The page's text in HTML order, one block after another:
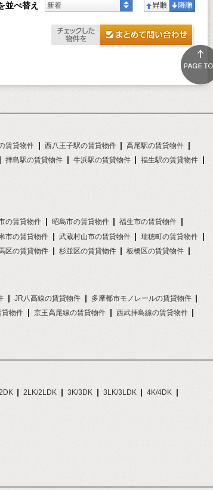
並べ替え 新着
賃貸物件 西八王子駅の賃貸物件
高尾駅の賃貸物件
拝島駅の賃貸物件 牛浜駅の賃貸物件
福生駅の賃貸物件
の賃貸物件 昭島市の賃貸物件
福生市の賃貸物件
市の賃貸物件 武蔵村山市の賃貸物件
瑞穂町の賃貸物件
区の賃貸物件 杉並区の賃貸物件 板橋区の賃貸物件
JR八高線の賃貸物件
多摩都市モノレールの賃貸物件
貸物件 京王高尾線の賃貸物件 西武拝島線の賃貸物件
2LK/2LDK 3K/3DK 3LK/3LDK
4K/4DK